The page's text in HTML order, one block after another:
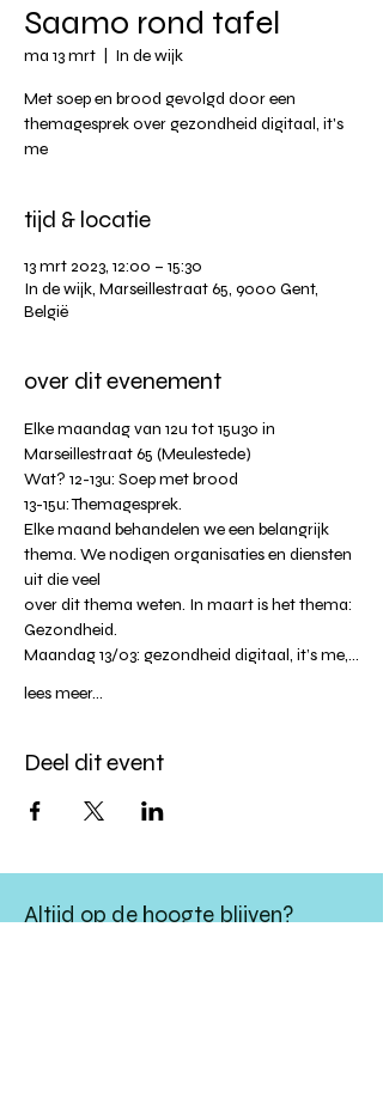
Saamo rond tafel
ma 13 mrt In de wijk
Met soep en brood gevolgd door een
themagesprek over gezondheid digitaal, it's
me
tijd & locatie
13 mrt 2023, 12:00 – 15:30
In de wijk, Marseillestraat 65, 9000 Gent,
België
over dit evenement
Elke maandag van 12u tot 15u30 in
Marseillestraat 65 (Meulestede)
Wat? 12-13u: Soep met brood
13-15u: Themagesprek.
Elke maand behandelen we een belangrijk
thema. We nodigen organisaties en diensten
uit die veel
over dit thema weten. In maart is het thema:
Gezondheid.
Maandag 13/03: gezondheid digitaal, it’s me,…
lees meer...
Deel dit event
Altijd op de hoogte blijven?